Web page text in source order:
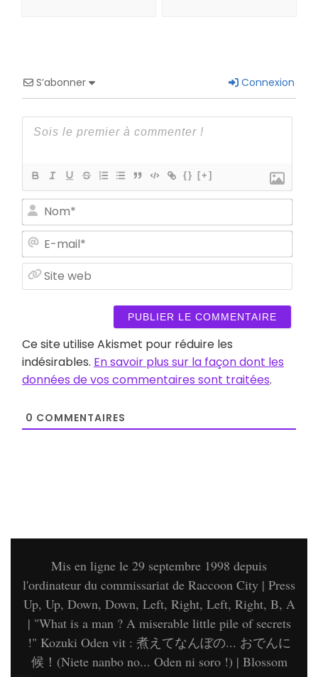
S’abonner Connexion
{} [+]
web
Ce site utilise Akismet pour réduire les
indésirables. En savoir plus sur la façon dont les
données de vos commentaires sont traitées.
0 COMMENTAIRES
Mis en ligne le 29 septembre 1998 depuis
l'ordinateur du commissariat de Raccoon City | Press
Up, Up, Down, Down, Left, Right, Left, Right, B, A
| "What is a man ? A miserable little pile of secrets
!" Kozuki Oden vit : 煮えてなんぼの... おでんに
候！(Niete nanbo no... Oden ni soro !) | Blossom